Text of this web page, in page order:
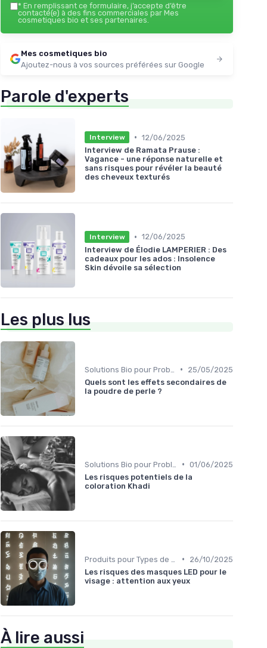
* En remplissant ce formulaire, j’accepte d’être
contacté(e) à des fins commerciales par Mes
cosmetiques bio et ses partenaires.
Mes cosmetiques bio
Ajoutez-nous à vos sources préférées sur Google
Parole d'experts
Interview • 12/06/2025
Interview de Ramata Prause :
Vagance - une réponse naturelle et
sans risques pour révéler la beauté
des cheveux texturés
Interview • 12/06/2025
Interview de Élodie LAMPERIER : Des
cadeaux pour les ados : Insolence
Skin dévoile sa sélection
Les plus lus
•
25/05/2025
Quels sont les effets secondaires de
la poudre de perle ?
• 01/06/2025
Les risques potentiels de la
coloration Khadi
•
26/10/2025
Les risques des masques LED pour le
visage : attention aux yeux
À lire aussi